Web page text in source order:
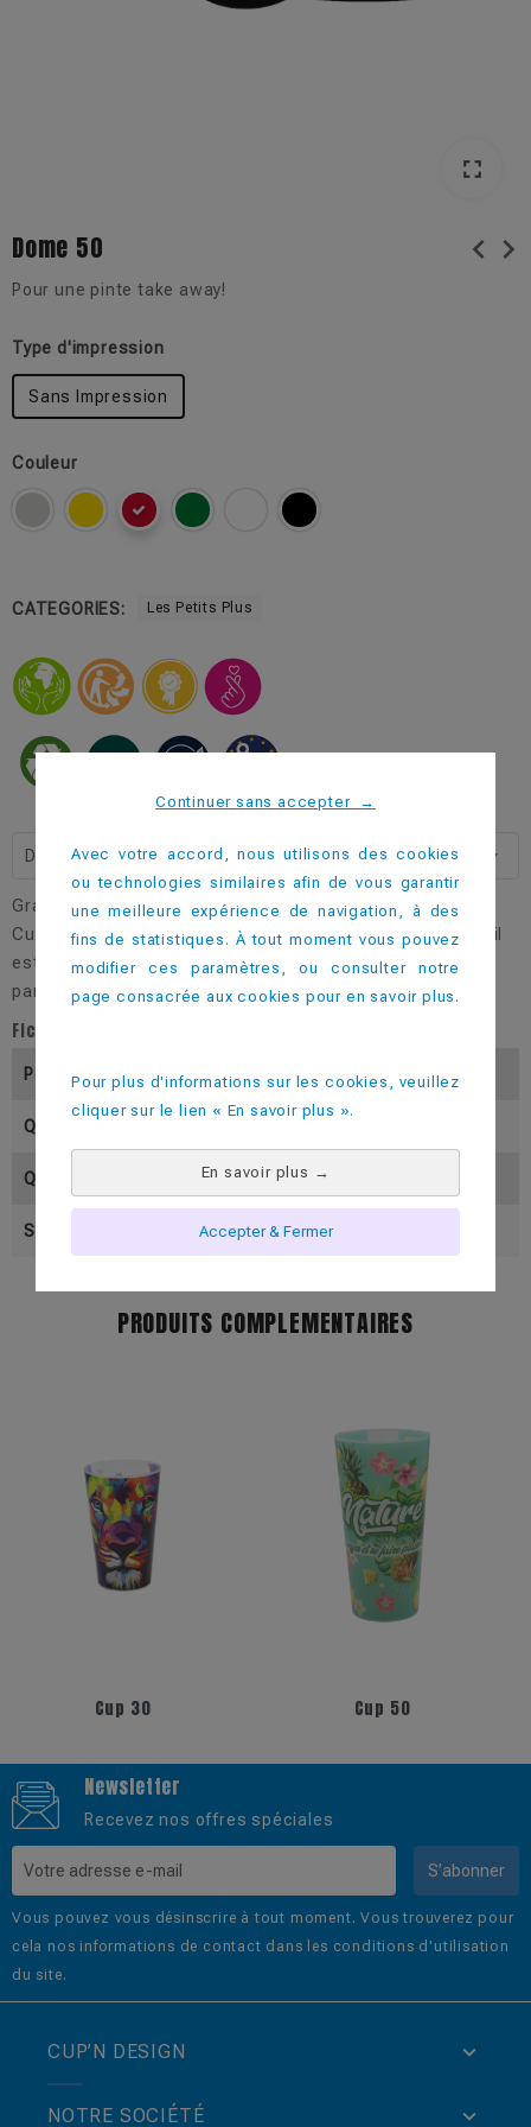
fullscreen
fullscreen
Dome 50 chevron_left chevron_right
Pour une pinte take away!
Type d'impression
Sans Impression
Couleur
CATEGORIES: Les Petits Plus
Description
Grace à ce capuchon dôme, vous pourrez emporter votre
Cup50 partout avec vous. Résistant au chaud et au froid, il
est également réutilisable et lavable. Il protègera
parfaitement votre pinte lors de festival, fête de rue…
Fiche technique
Poids (En Gramme) 14
Quantité Par Colis
Quantité Par Palette 10000
Sous Conditionnement 100
PRODUITS COMPLEMENTAIRES
Cup 50 Porte Verre Tour de Cou
Newsletter
Recevez nos offres spéciales
S’abonner
Vous pouvez vous désinscrire à tout moment. Vous trouverez pour
cela nos informations de contact dans les conditions d'utilisation
du site.
CUP’N DESIGN
NOTRE SOCIÉTÉ
Continuer sans accepter →
Avec votre accord, nous utilisons des cookies
ou technologies similaires afin de vous garantir
une meilleure expérience de navigation, à des
fins de statistiques. À tout moment vous pouvez
modifier ces paramètres, ou consulter notre
page consacrée aux cookies pour en savoir plus.
Pour plus d'informations sur les cookies, veuillez
cliquer sur le lien « En savoir plus ».
En savoir plus →
Accepter & Fermer